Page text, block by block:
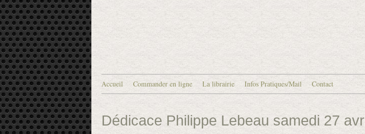
Accueil Commander en ligne La librairie Infos Pratiques/Mail Contact
Dédicace Philippe Lebeau samedi 27